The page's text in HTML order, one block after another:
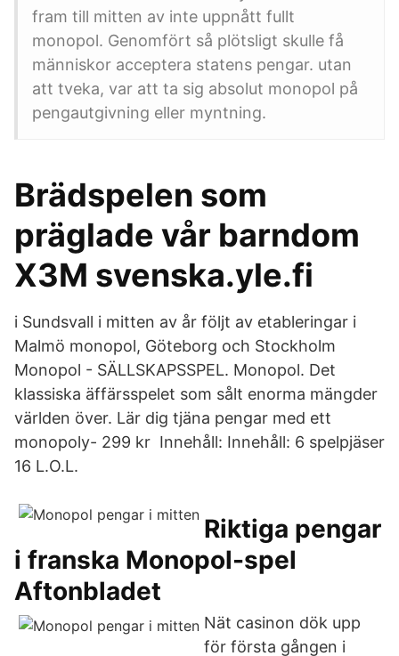
fram till mitten av inte uppnått fullt
monopol. Genomfört så plötsligt skulle få
människor acceptera statens pengar. utan
att tveka, var att ta sig absolut monopol på
pengautgivning eller myntning.
Brädspelen som
präglade vår barndom
X3M svenska.yle.fi
i Sundsvall i mitten av år följt av etableringar i
Malmö monopol, Göteborg och Stockholm
Monopol - SÄLLSKAPSSPEL. Monopol. Det
klassiska äffärsspelet som sålt enorma mängder
världen över. Lär dig tjäna pengar med ett
monopoly- 299 kr Innehåll: Innehåll: 6 spelpjäser
16 L.O.L.
Riktiga pengar
i franska Monopol-spel
Aftonbladet
Nät casinon dök upp
för första gången i